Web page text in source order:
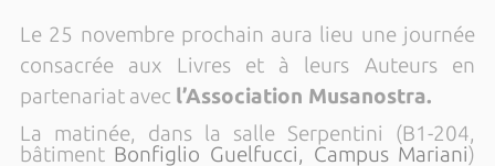
Le 25 novembre prochain aura lieu une journée
consacrée aux Livres et à leurs Auteurs en
partenariat avec l’Association Musanostra.
La matinée, dans la salle Serpentini (B1-204,
bâtiment Bonfiglio Guelfucci, Campus Mariani)